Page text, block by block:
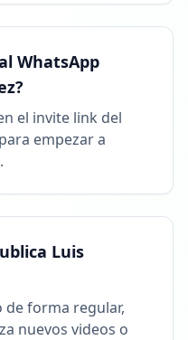
WhatsApp
el invite link del
empezar a
Luis
forma regular,
nuevos videos o